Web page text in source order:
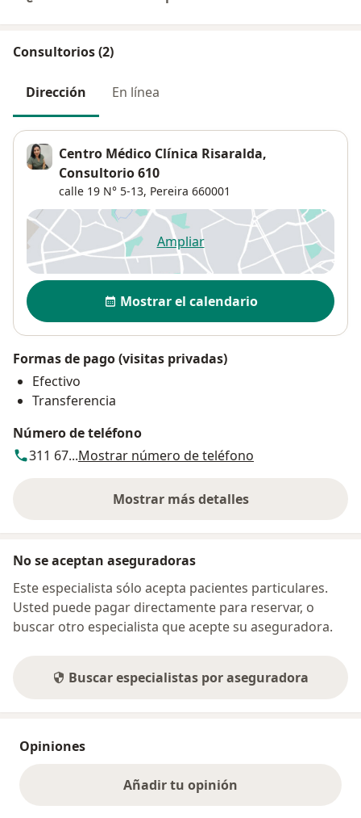
Consultorios (2)
Dirección En línea
Centro Médico Clínica Risaralda,
Consultorio 610
calle 19 N° 5-13, Pereira 660001
Ampliarse abre en una nueva
Disponibilidad
Mostrar el calendario
Formas de pago (visitas privadas)
Efectivo
Transferencia
Número de teléfono
311 67...Mostrar número de teléfono
Mostrar más detalles
sobre la dirección
No se aceptan aseguradoras
Este especialista sólo acepta pacientes particulares.
Usted puede pagar directamente para reservar, o
buscar otro especialista que acepte su aseguradora.
Buscar especialistas por aseguradora
Opiniones
Añadir tu opinión